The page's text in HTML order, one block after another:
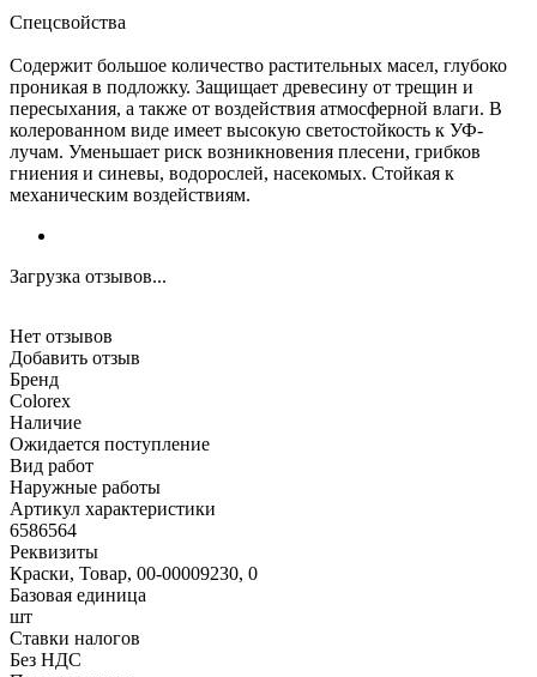
Спецсвойства
Содержит большое количество растительных масел, глубоко
проникая в подложку. Защищает древесину от трещин и
пересыхания, а также от воздействия атмосферной влаги. В
колерованном виде имеет высокую светостойкость к УФ-
лучам. Уменьшает риск возникновения плесени, грибков
гниения и синевы, водорослей, насекомых. Стойкая к
механическим воздействиям.
Загрузка отзывов...
Нет отзывов
Добавить отзыв
Бренд
Colorex
Наличие
Ожидается поступление
Вид работ
Наружные работы
Артикул характеристики
6586564
Реквизиты
Краски, Товар, 00-00009230, 0
Базовая единица
шт
Ставки налогов
Без НДС